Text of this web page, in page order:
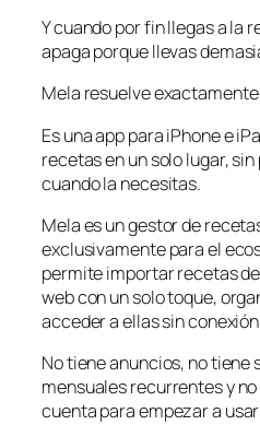
Y cuando por fin llegas a la
apaga porque llevas
Mela resuelve exactamente
Es una app para iPhone e
recetas en un solo lugar,
cuando la necesitas.
Mela es un gestor de
exclusivamente para el
permite importar recetas
web con un solo toque,
acceder a ellas sin
No tiene anuncios, no tiene
mensuales recurrentes y
cuenta para empezar a